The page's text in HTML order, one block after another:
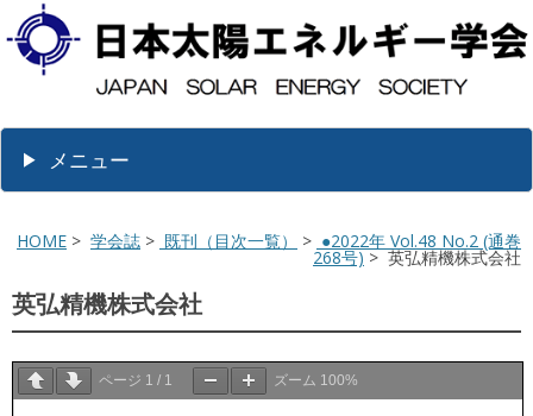
メニュー
HOME > 学会誌 > 既刊（目次一覧） > ●2022年 Vol.48 No.2 (通巻
268号) > 英弘精機株式会社
英弘精機株式会社
ページ 1 / 1 ズーム 100%